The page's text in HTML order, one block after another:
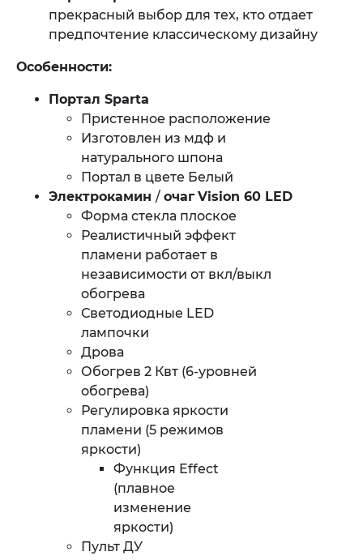
прекрасный выбор для тех, кто отдает
предпочтение классическому дизайну
Особенности:
Портал Sparta
Пристенное расположение
Изготовлен из мдф и
натурального шпона
Портал в цвете Белый
Электрокамин / очаг Vision 60 LED
Форма стекла плоское
Реалистичный эффект
пламени работает в
независимости от вкл/выкл
обогрева
Светодиодные LED
лампочки
Дрова
Обогрев 2 Квт (6-уровней
обогрева)
Регулировка яркости
пламени (5 режимов
яркости)
Функция Effect
(плавное
изменение
яркости)
Пульт ДУ